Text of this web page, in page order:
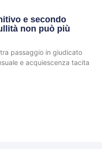
e secondo
non può più
passaggio in giudicato
e acquiescenza tacita